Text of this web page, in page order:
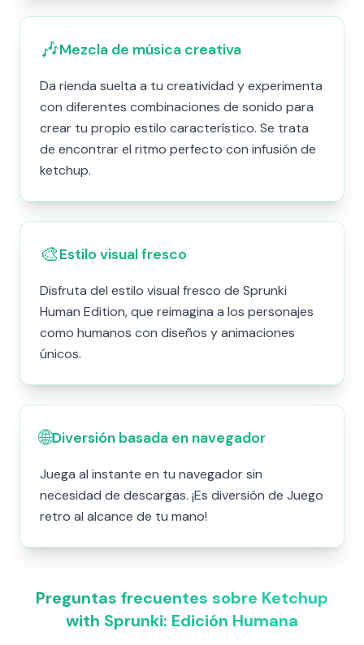
🎶Mezcla de música creativa
Da rienda suelta a tu creatividad y experimenta
con diferentes combinaciones de sonido para
crear tu propio estilo característico. Se trata
de encontrar el ritmo perfecto con infusión de
ketchup.
🎨Estilo visual fresco
Disfruta del estilo visual fresco de Sprunki
Human Edition, que reimagina a los personajes
como humanos con diseños y animaciones
únicos.
🌐Diversión basada en navegador
Juega al instante en tu navegador sin
necesidad de descargas. ¡Es diversión de Juego
retro al alcance de tu mano!
Preguntas frecuentes sobre Ketchup
with Sprunki: Edición Humana